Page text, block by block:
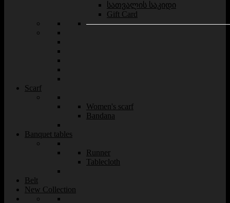
სათვალის საკიდი
Gift Card
Scarf
Women's scarf
Bandana
Banquet tables
Runner
Tablecloth
Belt
New Collection